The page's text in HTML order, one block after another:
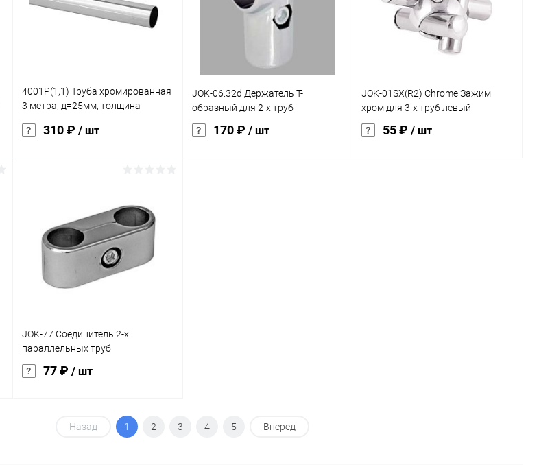
В избранное Под заказ В избранное Под заказ
М8*20, металл+пластик
В избранное Под заказ
4001Р(1,1) Труба хромированная
3 метра, д=25мм, толщина
310 ₽ / шт
Купить в 1 клик Сравнение
В избранное Под заказ
JOK-06.32d Держатель Т-
образный для 2-х труб
170 ₽ / шт
JOK-01SX(R2) Chrome Зажим
хром для 3-х труб левый
55 ₽/ шт
JOK-77 Соединитель 2-х
параллельных труб
77 ₽ / шт
В корзину
Назад 1 2 3 4 5 Вперед